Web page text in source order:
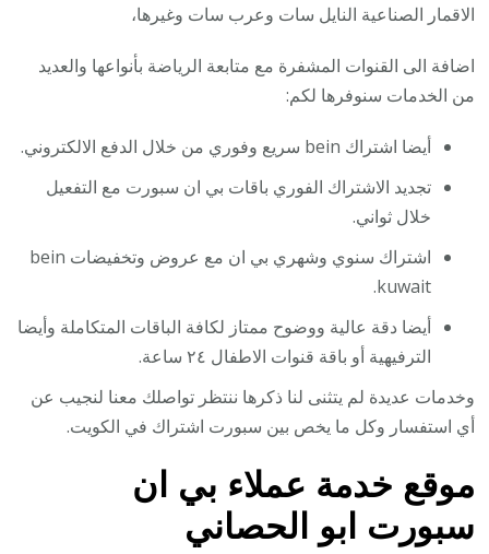
الاقمار الصناعية النايل سات وعرب سات وغيرها،
اضافة الى القنوات المشفرة مع متابعة الرياضة بأنواعها والعديد
من الخدمات سنوفرها لكم:
أيضا اشتراك bein سريع وفوري من خلال الدفع الالكتروني.
تجديد الاشتراك الفوري باقات بي ان سبورت مع التفعيل
خلال ثواني.
اشتراك سنوي وشهري بي ان مع عروض وتخفيضات bein
kuwait.
أيضا دقة عالية ووضوح ممتاز لكافة الباقات المتكاملة وأيضا
الترفيهية أو باقة قنوات الاطفال ٢٤ ساعة.
وخدمات عديدة لم يتثنى لنا ذكرها ننتظر تواصلك معنا لنجيب عن
أي استفسار وكل ما يخص بين سبورت اشتراك في الكويت.
موقع خدمة عملاء بي ان
سبورت ابو الحصاني